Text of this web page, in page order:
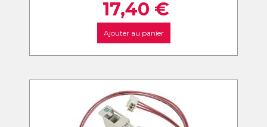
17,40 €
Ajouter au panier